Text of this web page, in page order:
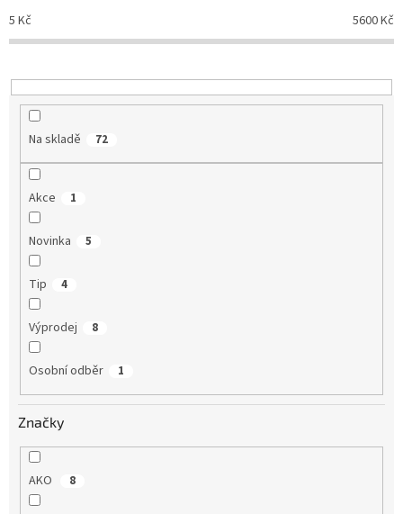
p
r
o
u
5 Kč 5600Kč
Na skladě 72
Akce 1
Novinka 5
Tip 4
Výprodej 8
Osobní odběr 1
Značky
AKO 8